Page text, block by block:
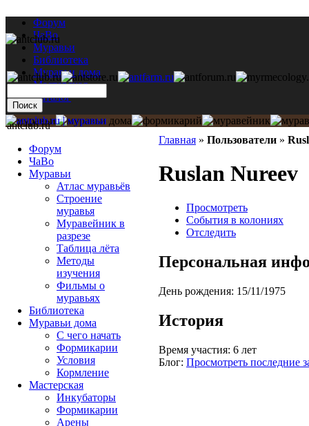
Форум
ЧаВо
Муравьи
Библиотека
Муравьи дома
Мастерская
Каталог
Главная » Пользователи »
Ruslan Nureev
Просмотреть
События в колониях
Отследить
Персональная
День рождения: 15/11/1975
История
Время участия: 6 лет
Блог: Просмотреть последние
antclub.ru
Форум
ЧаВо
Муравьи
Атлас муравьёв
Строение
муравья
Муравейник в
разрезе
Таблица лёта
Методы
изучения
Фильмы о
муравьях
Библиотека
Муравьи дома
С чего начать
Формикарии
Условия
Кормление
Мастерская
Инкубаторы
Формикарии
Арены